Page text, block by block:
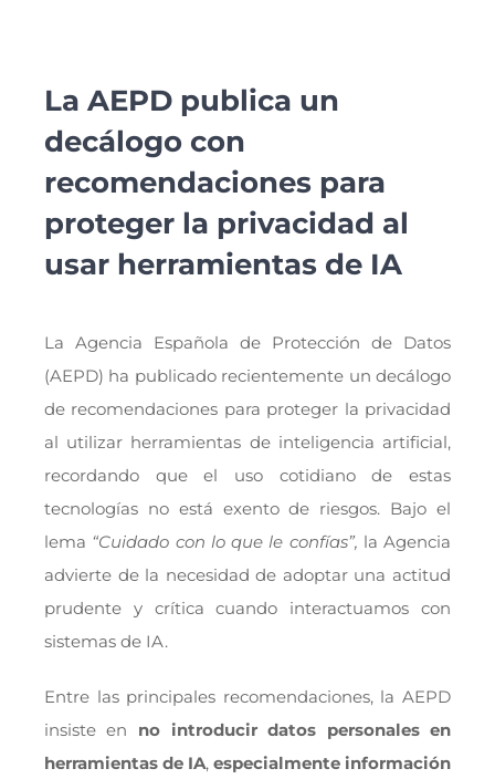
La AEPD publica un
decálogo con
recomendaciones para
proteger la privacidad al
usar herramientas de IA
La Agencia Española de Protección de Datos
(AEPD) ha publicado recientemente un decálogo
de recomendaciones para proteger la privacidad
al utilizar herramientas de inteligencia artificial,
recordando que el uso cotidiano de estas
tecnologías no está exento de riesgos. Bajo el
lema “Cuidado con lo que le confías”, la Agencia
advierte de la necesidad de adoptar una actitud
prudente y crítica cuando interactuamos con
sistemas de IA.
Entre las principales recomendaciones, la AEPD
insiste en no introducir datos personales en
herramientas de IA,especialmente información